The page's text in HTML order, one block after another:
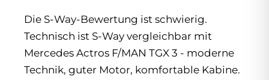
Die S-Way-Bewertung ist schwierig.
Technisch ist S-Way vergleichbar mit
Mercedes Actros F/MAN TGX 3 - moderne
Technik, guter Motor, komfortable Kabine.